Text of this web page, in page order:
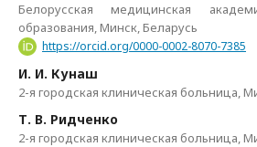
Белорусская медицинская
образования, Минск, Беларусь
https://orcid.org/0000-0002-8070-7385
И. И. Кунаш
2-я городская клиническая больница,
Т. В. Ридченко
2-я городская клиническая больница,